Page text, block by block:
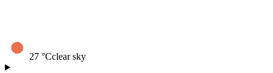
27 °Cclear sky